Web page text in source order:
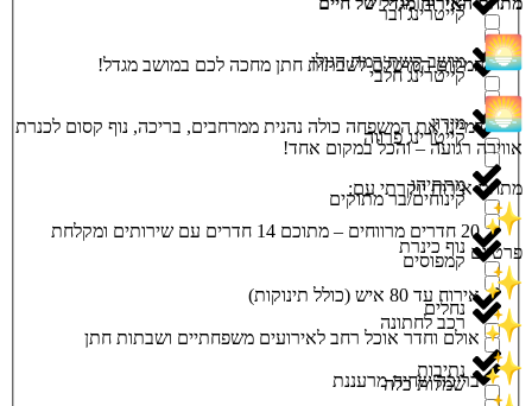
קייטרינג ובר
קייטרינג חלבי
קייטרינג פרווה
קינוחים/בר מתוקים
קמפוסים
רכב לחתונה
שמלות כלה
מושב קשת רמת הגולן
מירון
מתתיהו
נוף כינרת
נחלים
נתיבות
המקום המושלם לשבתות חתן מחכה לכם במושב מגדל!
דמיינו את המשפחה כולה נהנית ממרחבים, בריכה, נוף קסום לכנרת
אווירה רגועה – והכל במקום אחד!
מתחם אירוח יוקרתי עם:
20 חדרים מרווחים – מתוכם 14 חדרים עם שירותים ומקלחת
פרטיים
אירוח עד 80 איש (כולל תינוקות)
אולם וחדר אוכל רחב לאירועים משפחתיים ושבתות חתן
בריכה שחיה מרעננת